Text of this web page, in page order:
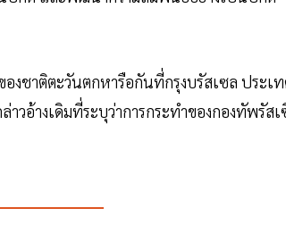
งชาติตะวันตกหารือกันที่กรุงบรัสเซล ประเ
วอ้างเดิมที่ระบุว่าการกระทำของกองทัพรัสเ